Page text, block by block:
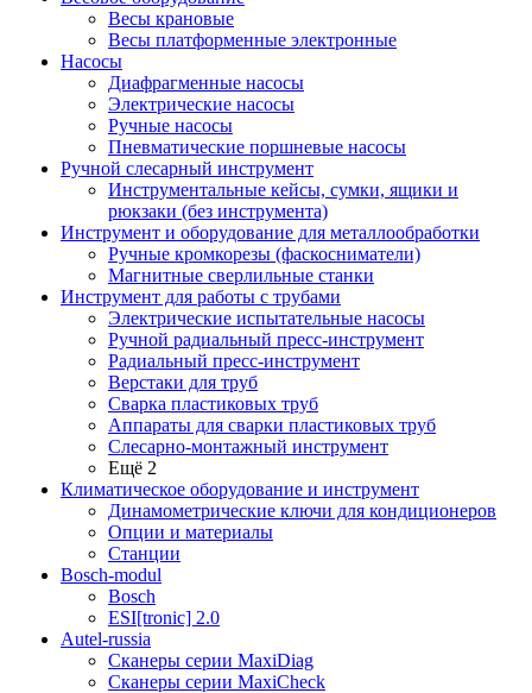
Весы крановые
Весы платформенные электронные
Насосы
Диафрагменные насосы
Электрические насосы
Ручные насосы
Пневматические поршневые насосы
Ручной слесарный инструмент
Инструментальные кейсы, сумки, ящики и
рюкзаки (без инструмента)
Инструмент и оборудование для металлообработки
Ручные кромкорезы (фаскосниматели)
Магнитные сверлильные станки
Инструмент для работы с трубами
Электрические испытательные насосы
Ручной радиальный пресс-инструмент
Радиальный пресс-инструмент
Верстаки для труб
Сварка пластиковых труб
Аппараты для сварки пластиковых труб
Слесарно-монтажный инструмент
Ещё 2
Климатическое оборудование и инструмент
Динамометрические ключи для кондиционеров
Опции и материалы
Станции
Bosch-modul
Bosch
ESI[tronic] 2.0
Autel-russia
Сканеры серии MaxiDiag
Сканеры серии MaxiCheck